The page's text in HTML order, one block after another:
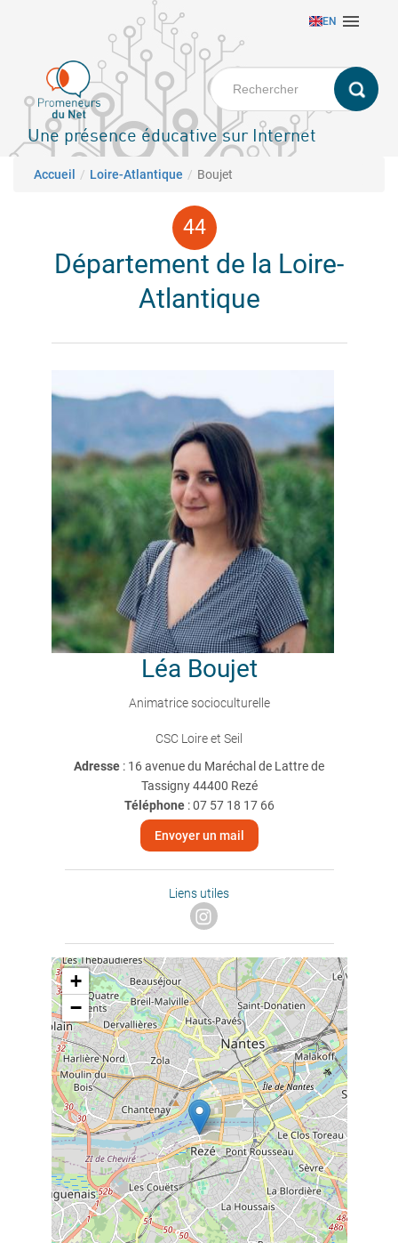
principal
EN 
Une présence éducative sur Internet
Fil d'Ariane
Accueil Loire-Atlantique Boujet
Département de la Loire-
Atlantique
Léa Boujet
Animatrice socioculturelle
CSC Loire et Seil
Adresse : 16 avenue du Maréchal de Lattre de
Tassigny 44400 Rezé
Téléphone:07 57 18 17 66
Envoyer un mail
Liens utiles
+
−